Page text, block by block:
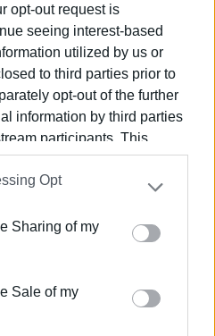
opt-out request is
seeing interest-based
utilized by us or
to third parties prior to
opt-out of the further
information by third parties
participants. This
by us to third parties
Participants
that may
parties.
app uses one or more
gather and store information
grant or deny consent to
to use your data for
Opt
Sharing of my
Sale of my